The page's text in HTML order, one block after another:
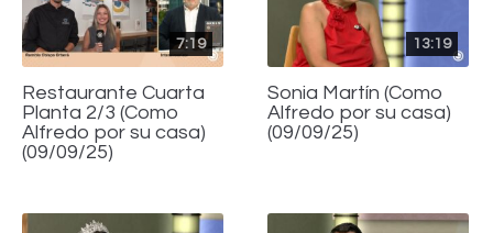
7:19
Restaurante Cuarta
Planta 2/3 (Como
Alfredo por su casa)
(09/09/25)
13:19
Sonia Martín (Como
Alfredo por su casa)
(09/09/25)